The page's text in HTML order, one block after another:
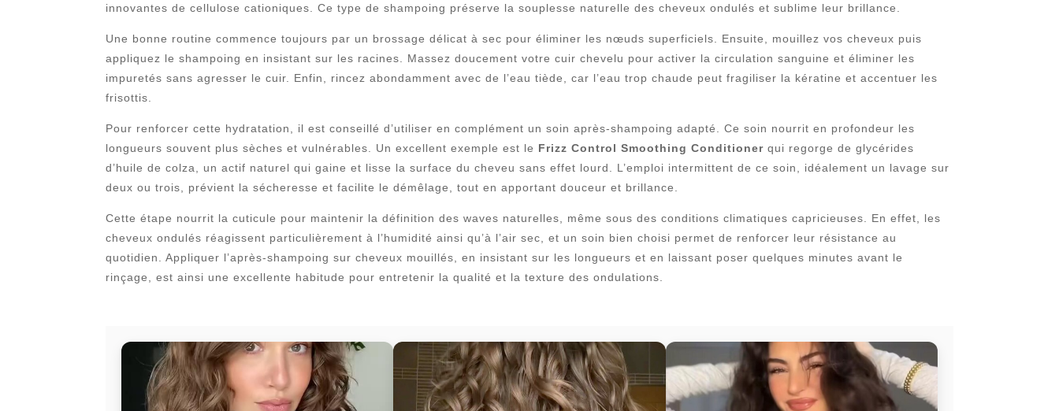
innovantes de cellulose cationiques. Ce type de shampoing préserve la souplesse naturelle des cheveux ondulés et sublime leur brillance.
Une bonne routine commence toujours par un brossage délicat à sec pour éliminer les nœuds superficiels. Ensuite, mouillez vos cheveux puis
appliquez le shampoing en insistant sur les racines. Massez doucement votre cuir chevelu pour activer la circulation sanguine et éliminer les
impuretés sans agresser le cuir. Enfin, rincez abondamment avec de l’eau tiède, car l’eau trop chaude peut fragiliser la kératine et accentuer les
frisottis.
Pour renforcer cette hydratation, il est conseillé d’utiliser en complément un soin après-shampoing adapté. Ce soin nourrit en profondeur les
longueurs souvent plus sèches et vulnérables. Un excellent exemple est le Frizz Control Smoothing Conditioner qui regorge de glycérides
d’huile de colza, un actif naturel qui gaine et lisse la surface du cheveu sans effet lourd. L’emploi intermittent de ce soin, idéalement un lavage sur
deux ou trois, prévient la sécheresse et facilite le démêlage, tout en apportant douceur et brillance.
Cette étape nourrit la cuticule pour maintenir la définition des waves naturelles, même sous des conditions climatiques capricieuses. En effet, les
cheveux ondulés réagissent particulièrement à l’humidité ainsi qu’à l’air sec, et un soin bien choisi permet de renforcer leur résistance au
quotidien. Appliquer l’après-shampoing sur cheveux mouillés, en insistant sur les longueurs et en laissant poser quelques minutes avant le
rinçage, est ainsi une excellente habitude pour entretenir la qualité et la texture des ondulations.